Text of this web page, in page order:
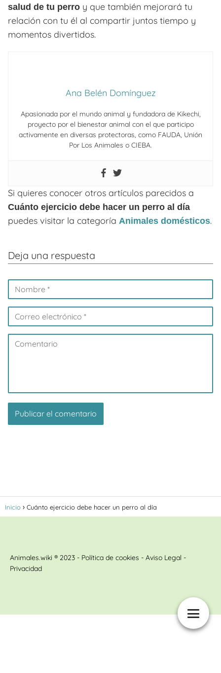
salud de tu perro y que también mejorará tu
relación con tu él al compartir juntos tiempo y
momentos divertidos.
Ana Belén Domínguez
Apasionada por el mundo animal y fundadora de Kikechi,
proyecto por el bienestar animal con el que participo
activamente en diversas protectoras, como FAUDA, Unión
Por Los Animales o CIEBA.
Si quieres conocer otros artículos parecidos a
Cuánto ejercicio debe hacer un perro al día
puedes visitar la categoría Animales domésticos.
Deja una respuesta
Inicio Cuánto ejercicio debe hacer un perro al día
Animales.wiki ® 2023 - Política de cookies - Aviso Legal -
Privacidad